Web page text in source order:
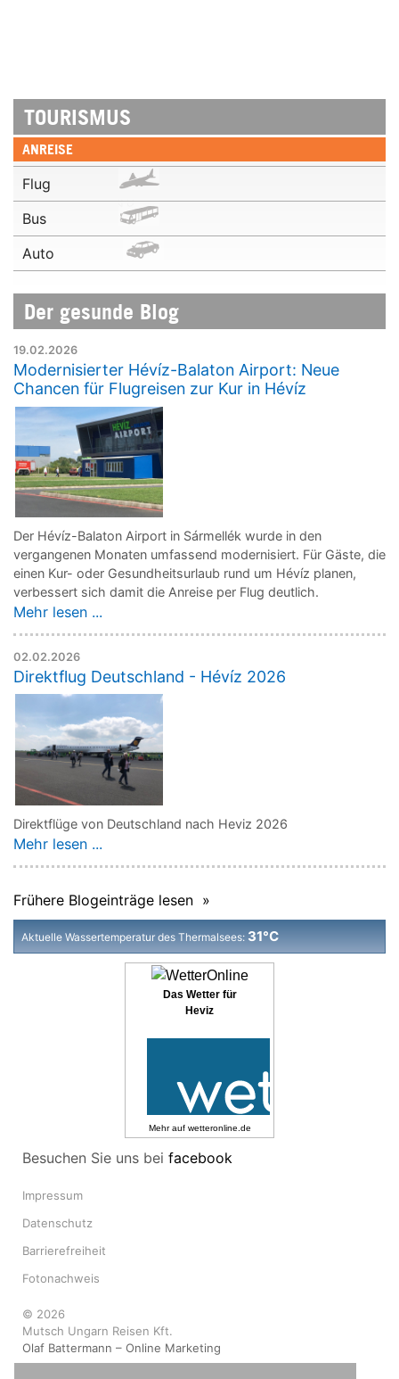
TOURISMUS
ANREISE
Flug
Bus
Auto
Der gesunde Blog
19.02.2026
Modernisierter Hévíz-Balaton Airport: Neue
Chancen für Flugreisen zur Kur in Hévíz
Der Hévíz-Balaton Airport in Sármellék wurde in den
vergangenen Monaten umfassend modernisiert. Für Gäste, die
einen Kur- oder Gesundheitsurlaub rund um Hévíz planen,
verbessert sich damit die Anreise per Flug deutlich.
Mehr lesen ...
02.02.2026
Direktflug Deutschland - Hévíz 2026
Direktflüge von Deutschland nach Heviz 2026
Mehr lesen ...
Frühere Blogeinträge lesen »
Aktuelle Wassertemperatur des Thermalsees: 31°C
Das Wetter für
Heviz
Mehr auf wetteronline.de
Besuchen Sie uns bei facebook
Impressum
Datenschutz
Barrierefreiheit
Fotonachweis
© 2026
Mutsch Ungarn Reisen Kft.
Olaf Battermann – Online Marketing